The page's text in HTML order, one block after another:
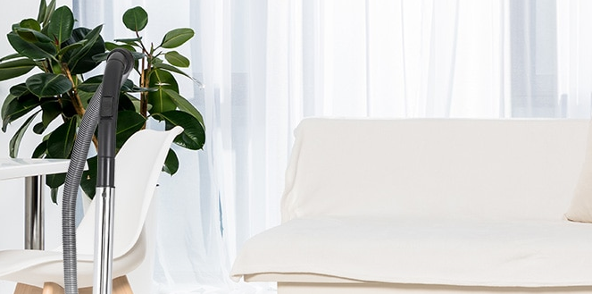
Profundidade do produto embalado
Comprimento do cabo elétrico (m)
Alcance total (m)
EAN-
13
7896347149549 (127V) / 7896347149556
Largura do produto embalado
Frequência